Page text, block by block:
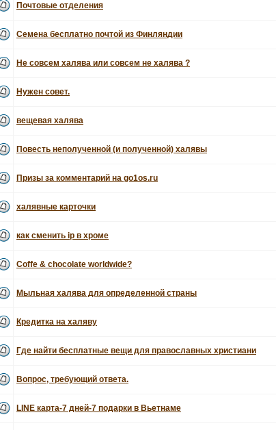
Почтовые отделения
Семена бесплатно почтой из Финляндии
Не совсем халява или совсем не халява ?
Нужен совет.
вещевая халява
Повесть неполученной (и полученной) халявы
Призы за комментарий на go1os.ru
халявные карточки
как сменить ip в хроме
Coffe & chocolate worldwide?
Мыльная халява для определенной страны
Кредитка на халяву
Где найти бесплатные вещи для православных христиани
Вопрос, требующий ответа.
LINE карта-7 дней-7 подарки в Вьетнаме